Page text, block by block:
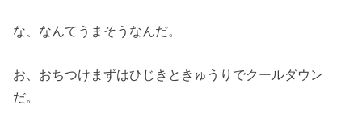
な、なんてうまそうなんだ。
お、おちつけまずはひじきときゅうりでクールダウン
だ。